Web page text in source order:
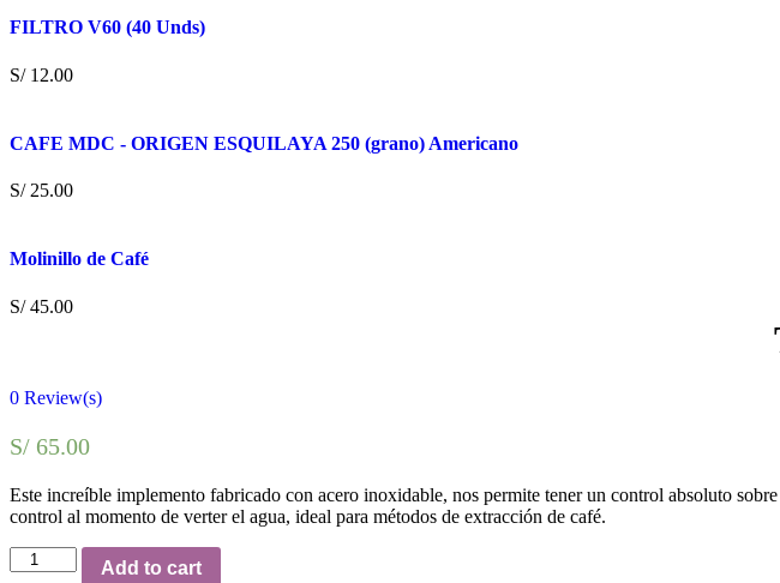
FILTRO V60 (40 Unds)
S/12.00
CAFE MDC - ORIGEN ESQUILAYA 250 (grano) Americano
S/25.00
Molinillo de Café
S/45.00
0 Review(s)
S/ 65.00
Este increíble implemento fabricado con acero inoxidable, nos permite tener un control absoluto
control al momento de verter el agua, ideal para métodos de extracción de café.
Add to cart